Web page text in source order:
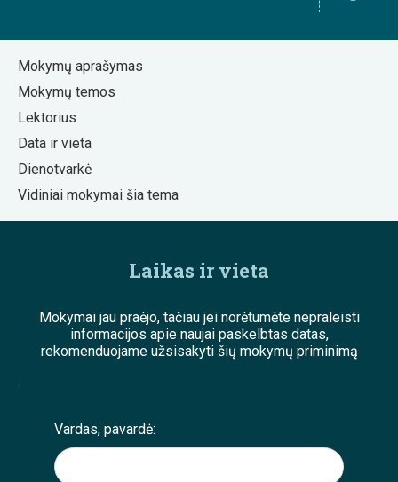
Mokymų aprašymas
Mokymų temos
Lektorius
Data ir vieta
Dienotvarkė
Vidiniai mokymai šia tema
Laikas ir vieta
Mokymai jau praėjo, tačiau jei norėtumėte nepraleisti
informacijos apie naujai paskelbtas datas,
rekomenduojame užsisakyti šių mokymų priminimą
;
Vardas, pavardė: